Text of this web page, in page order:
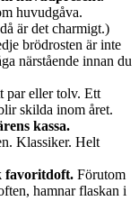
huvudgåva.
är det charmigt.)
brödrosten är inte
närstående innan du
par eller tolv. Ett
skilda inom året.
kassa.
Klassiker. Helt
favoritdoft. Förutom
hamnar flaskan i